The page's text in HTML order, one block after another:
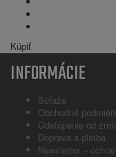
Kúpiť
INFORMÁCIE
Súťaže
Obchodné
Odstúpenie od
Doprava a platba
Newsletter –